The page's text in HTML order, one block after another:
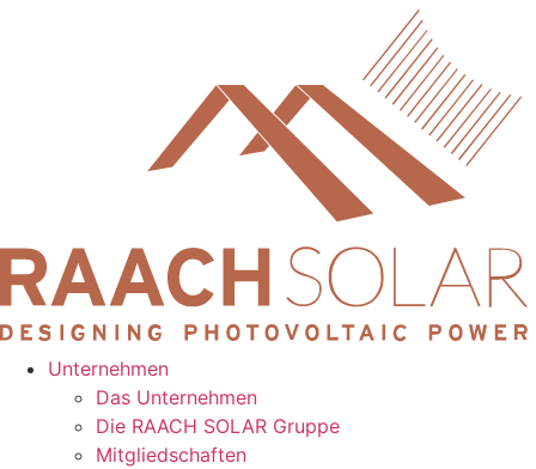
Unternehmen
Das Unternehmen
Die RAACH SOLAR Gruppe
Mitgliedschaften